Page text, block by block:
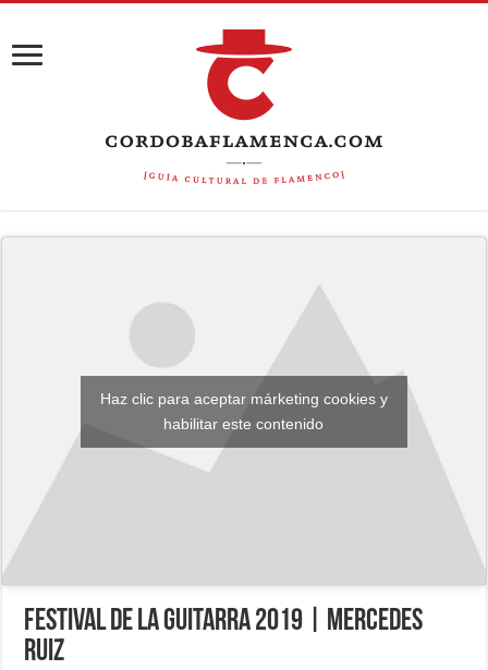
Haz clic para aceptar márketing cookies y
habilitar este contenido
Festival de la Guitarra 2019 | Mercedes
Ruiz